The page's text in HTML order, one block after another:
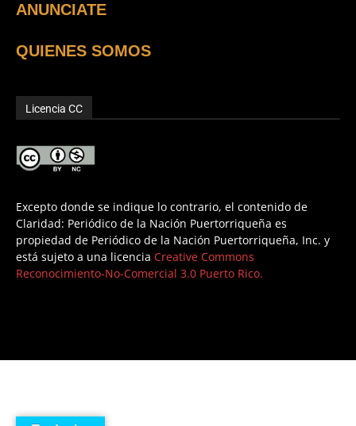
ANUNCIATE
QUIENES SOMOS
Licencia CC
Excepto donde se indique lo contrario, el contenido de
Claridad: Periódico de la Nación Puertorriqueña es
propiedad de Periódico de la Nación Puertorriqueña, Inc. y
está sujeto a una licencia Creative Commons
Reconocimiento-No-Comercial 3.0 Puerto Rico.